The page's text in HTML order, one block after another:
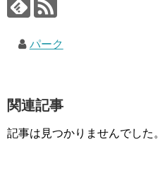
パーク
関連記事
記事は見つかりませんでした。